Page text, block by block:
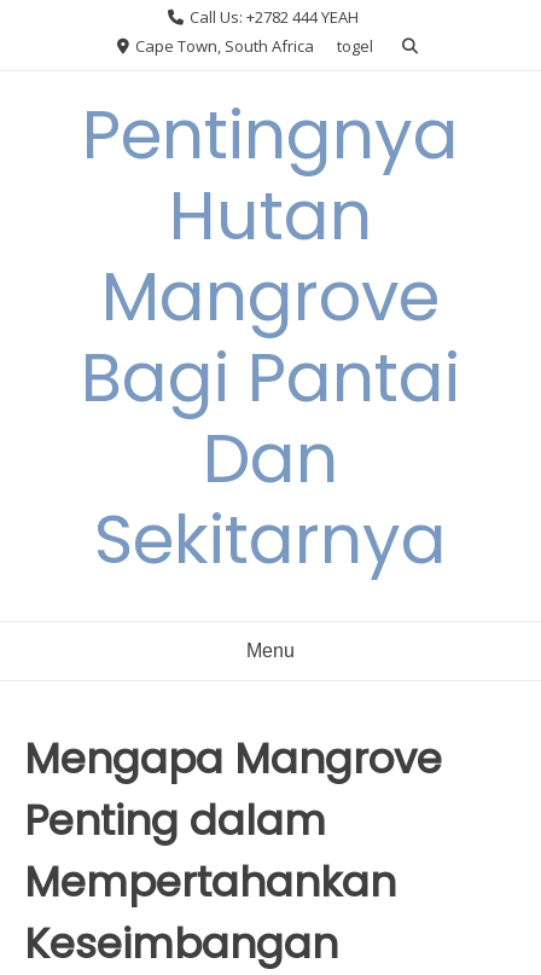
Call Us: +2782 444 YEAH
Cape Town, South Africa
togel
Pentingnya
Hutan
Mangrove
Bagi Pantai
Dan
Sekitarnya
Menu
Mengapa Mangrove
Penting dalam
Mempertahankan
Keseimbangan